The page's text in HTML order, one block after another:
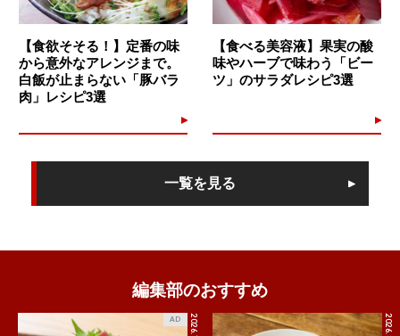
【食欲そそる！】定番の味
から意外なアレンジまで。
白飯が止まらない「豚バラ
肉」レシピ3選
【食べる美容液】果実の酸
味やハーブで味わう「ビー
ツ」のサラダレシピ3選
一覧を見る
編集部のおすすめ
AD